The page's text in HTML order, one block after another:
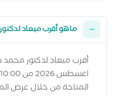
ما هو أقرب ميعاد
المتاحة من خلال عرض